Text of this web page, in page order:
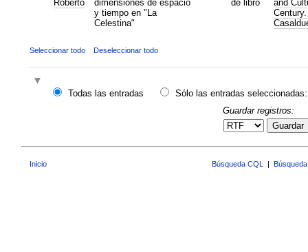
Roberto
dimensiones de espacio
y tiempo en "La
Celestina"
de libro
and
Seleccionar todo Deseleccionar todo
Todas las entradas
Sólo las entradas seleccionadas:
Guardar registros:
Guardar
Inicio Búsqueda CQL